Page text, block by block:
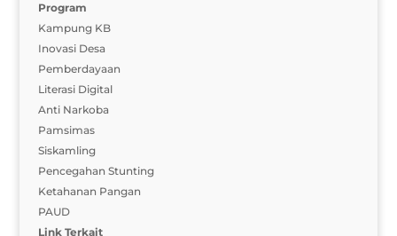
Program
Kampung KB
Inovasi Desa
Pemberdayaan
Literasi Digital
Anti Narkoba
Pamsimas
Siskamling
Pencegahan Stunting
Ketahanan Pangan
PAUD
Link Terkait